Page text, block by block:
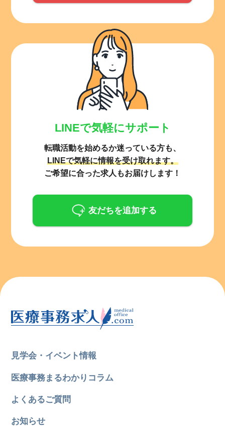
LINEで気軽にサポート
転職活動を始めるか迷っている方も、
LINEで気軽に情報を受け取れます。
ご希望に合った求人もお届けします！
友だちを追加する
見学会・イベント情報
医療事務まるわかりコラム
よくあるご質問
お知らせ